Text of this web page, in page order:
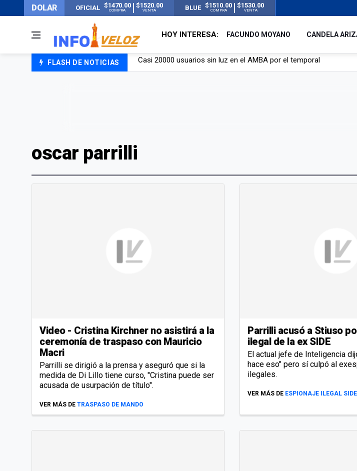
DOLAR OFICIAL $1470.00
COMPRA
$1520.00
VENTA BLUE $1510.00
COMPRA
$1530.00
VENTA
HOY INTERESA: FACUNDO MOYANO CANDELA
FLASH DE NOTICIAS
Candela Arizaga rompió el silencio tras el incidente con Facundo
oscar parrilli
Video - Cristina Kirchner no asistirá a la
ceremonía de traspaso con Mauricio
Macri
Parrilli se dirigió a la prensa y aseguró que si la
medida de Di Lillo tiene curso, "Cristina puede ser
acusada de usurpación de título".
VER MÁS DE TRASPASO DE MANDO
Parrilli acusó a Stiuso
ilegal de la ex SIDE
El actual jefe de Inteligencia
hace eso" pero sí culpó al
ilegales.
VER MÁS DE ESPIONAJE ILEGAL SIDE